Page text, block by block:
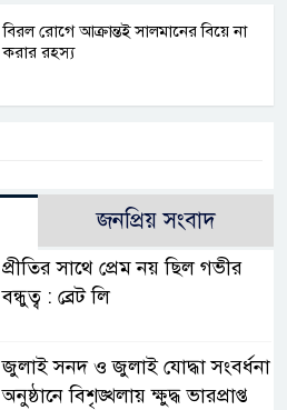
বিরল রোগে আক্রান্তই সালমানের বিয়ে না
করার রহস্য
জনপ্রিয় সংবাদ
প্রীতির সাথে প্রেম নয় ছিল গভীর
বন্ধুত্ব : ব্রেট লি
জুলাই সনদ ও জুলাই যোদ্ধা সংবর্ধনা
অনুষ্ঠানে বিশৃঙ্খলায় ক্ষুদ্ধ ভারপ্রাপ্ত